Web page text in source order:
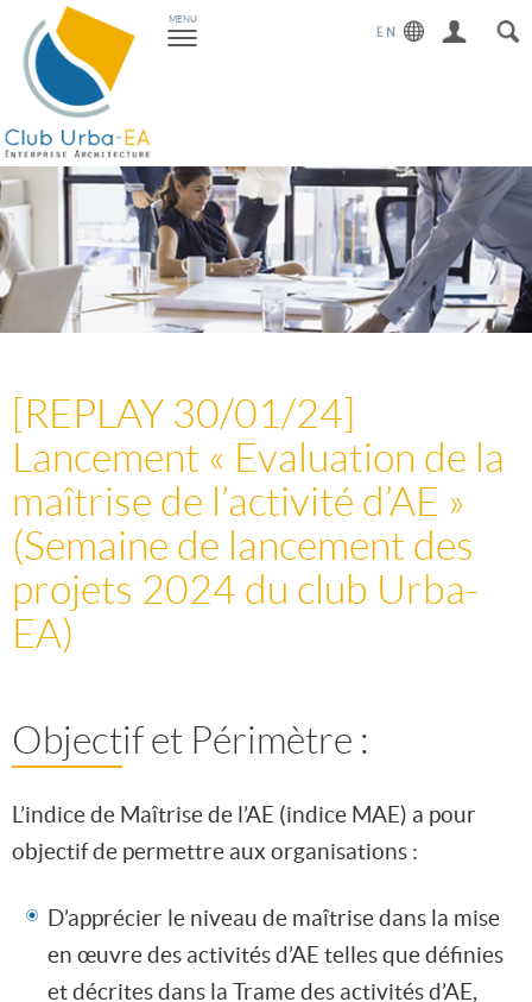
Toggle
navigation
MENU
[REPLAY 30/01/24]
Lancement « Evaluation de la
maîtrise de l’activité d’AE »
(Semaine de lancement des
projets 2024 du club Urba-
EA)
Objectif et Périmètre :
L’indice de Maîtrise de l’AE (indice MAE) a pour
objectif de permettre aux organisations :
D’apprécier le niveau de maîtrise dans la mise
en œuvre des activités d’AE telles que définies
et décrites dans la Trame des activités d’AE,